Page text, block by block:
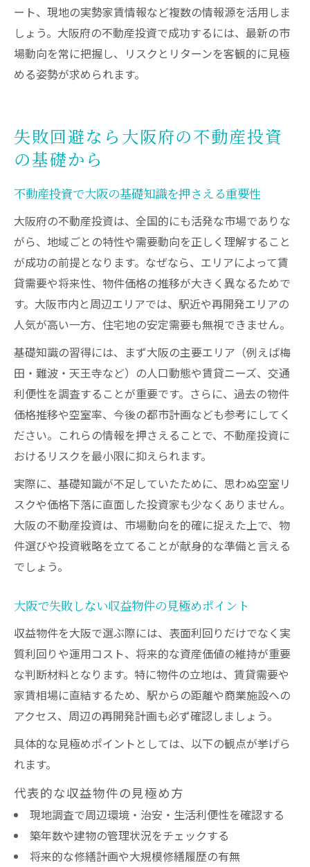
ート、現地の実勢家賃情報など複数の情報源を活用しま
しょう。大阪府の不動産投資で成功するには、最新の市
場動向を常に把握し、リスクとリターンを客観的に見極
める姿勢が求められます。
失敗回避なら大阪府の不動産投資
の基礎から
不動産投資で大阪の基礎知識を押さえる重要性
大阪府の不動産投資は、全国的にも活発な市場でありな
がら、地域ごとの特性や需要動向を正しく理解すること
が成功の前提となります。なぜなら、エリアによって賃
貸需要や将来性、物件価格の推移が大きく異なるためで
す。大阪市内と周辺エリアでは、駅近や再開発エリアの
人気が高い一方、住宅地の安定需要も無視できません。
基礎知識の習得には、まず大阪の主要エリア（例えば梅
田・難波・天王寺など）の人口動態や賃貸ニーズ、交通
利便性を調査することが重要です。さらに、過去の物件
価格推移や空室率、今後の都市計画なども参考にしてく
ださい。これらの情報を押さえることで、不動産投資に
おけるリスクを最小限に抑えられます。
実際に、基礎知識が不足していたために、思わぬ空室リ
スクや価格下落に直面した投資家も少なくありません。
大阪の不動産投資は、市場動向を的確に捉えた上で、物
件選びや投資戦略を立てることが献身的な準備と言える
でしょう。
大阪で失敗しない収益物件の見極めポイント
収益物件を大阪で選ぶ際には、表面利回りだけでなく実
質利回りや運用コスト、将来的な資産価値の維持が重要
な判断材料となります。特に物件の立地は、賃貸需要や
家賃相場に直結するため、駅からの距離や商業施設への
アクセス、周辺の再開発計画も必ず確認しましょう。
具体的な見極めポイントとしては、以下の観点が挙げら
れます。
代表的な収益物件の見極め方
現地調査で周辺環境・治安・生活利便性を確認する
築年数や建物の管理状況をチェックする
将来的な修繕計画や大規模修繕履歴の有無